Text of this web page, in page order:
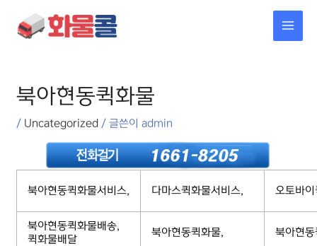
건너뛰기
북아현동퀵화물
/ Uncategorized / 글쓴이admin
북아현동퀵화물서비스, 다마스퀵화물서비스, 오토바
북아현동퀵화물배송,
퀵화물배달
북아현동퀵화물, 북아현